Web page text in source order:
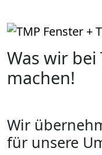
Was wir
machen!
Wir
für unsere